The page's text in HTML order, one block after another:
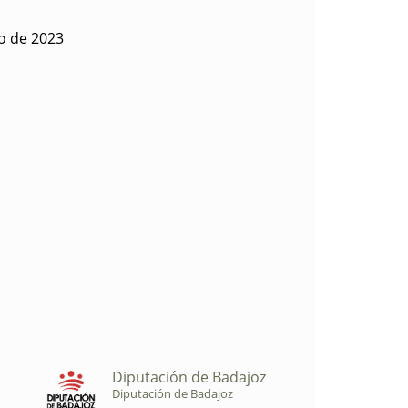
de 2023
Diputación de Badajoz
Diputación de Badajoz